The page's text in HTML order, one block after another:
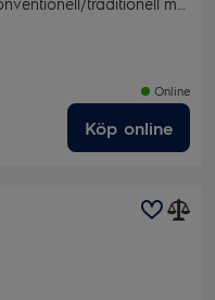
Online
Köp online